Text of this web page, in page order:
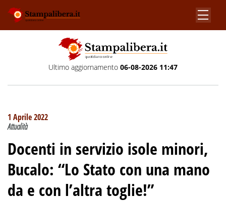
Ultimo aggiornamento 06-08-2026 11:47
1 Aprile 2022
Attualità
Docenti in servizio isole minori,
Bucalo: “Lo Stato con una mano
da e con l’altra toglie!”